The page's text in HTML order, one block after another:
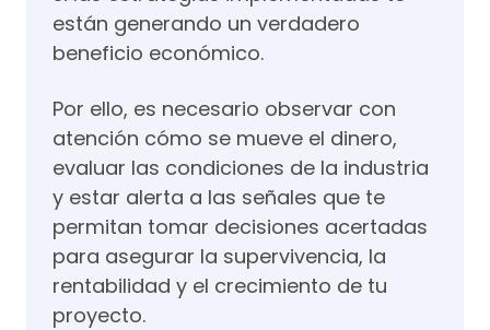
están generando un verdadero
beneficio económico.
Por ello, es necesario observar con
atención cómo se mueve el dinero,
evaluar las condiciones de la industria
y estar alerta a las señales que te
permitan tomar decisiones acertadas
para asegurar la supervivencia, la
rentabilidad y el crecimiento de tu
proyecto.